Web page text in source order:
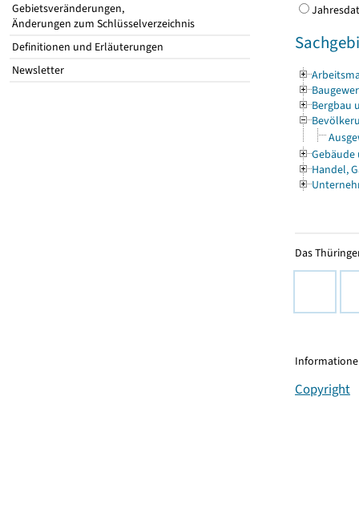
Gebietsveränderungen,
Änderungen zum Schlüsselverzeichnis
Definitionen und Erläuterungen
Newsletter
Bergbau
Gebäude
Handel,
Das
Copyright